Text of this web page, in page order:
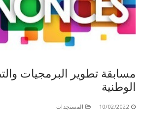
الأقــســــام
البرنامج الدراسي
عروض التكوين
الشهادات
ميثاق الأداب والأخلاقيات
مسابقة تطوير البرمجيات
الوطنية
10/02/2022 المستجدات